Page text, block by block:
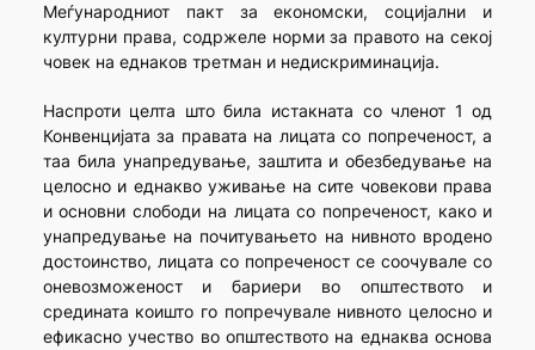
Меѓународниот пакт за економски, социјални и
културни права, содржеле норми за правото на секој
човек на еднаков третман и недискриминација.
Наспроти целта што била истакната со членот 1 од
Конвенцијата за правата на лицата со попреченост, а
таа била унапредување, заштита и обезбедување на
целосно и еднакво уживање на сите човекови права
и основни слободи на лицата со попреченост, како и
унапредување на почитувањето на нивното вродено
достоинство, лицата со попреченост се соочувале со
оневозможеност и бариери во општеството и
средината коишто го попречувале нивното целосно и
ефикасно учество во општеството на еднаква основа